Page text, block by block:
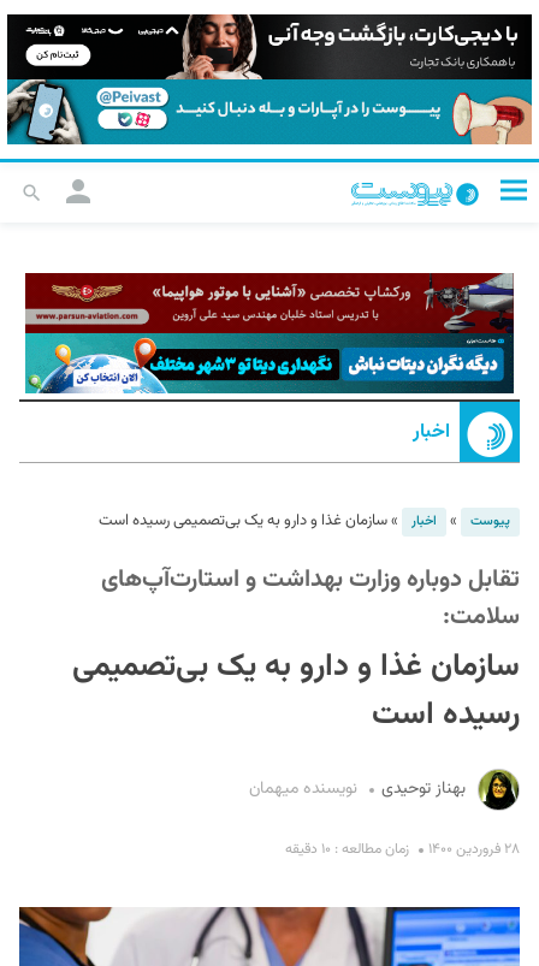
اخبار
پیوست » اخبار »سازمان غذا و دارو به یک بی‌تصمیمی رسیده است
تقابل دوباره وزارت بهداشت و استارت‌آپ‌های
سلامت:
سازمان غذا و دارو به یک بی‌تصمیمی
رسیده است
بهناز توحیدی نویسنده میهمان
۲۸ فروردین ۱۴۰۰ زمان مطالعه : ۱۰ دقیقه